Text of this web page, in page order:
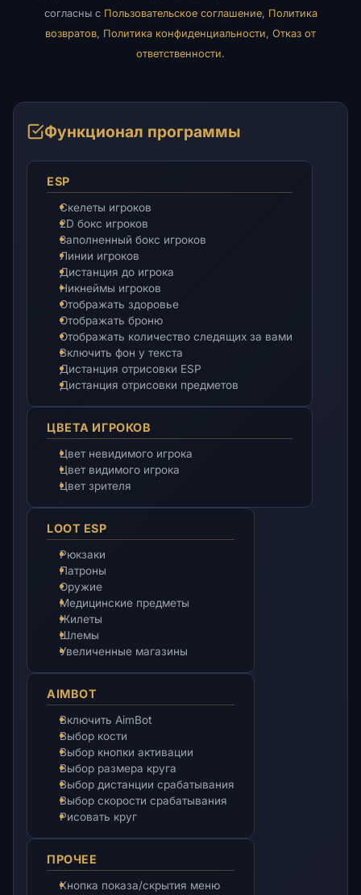
согласны с Пользовательское соглашение, Политика
возвратов, Политика конфиденциальности, Отказ от
ответственности.
Функционал программы
ESP
Скелеты игроков
2D бокс игроков
Заполненный бокс игроков
Линии игроков
Дистанция до игрока
Никнеймы игроков
Отображать здоровье
Отображать броню
Отображать количество следящих за вами
Включить фон у текста
Дистанция отрисовки ESP
Дистанция отрисовки предметов
ЦВЕТА ИГРОКОВ
Цвет невидимого игрока
Цвет видимого игрока
Цвет зрителя
LOOT ESP
Рюкзаки
Патроны
Оружие
Медицинские предметы
Жилеты
Шлемы
Увеличенные магазины
AIMBOT
Включить AimBot
Выбор кости
Выбор кнопки активации
Выбор размера круга
Выбор дистанции срабатывания
Выбор скорости срабатывания
Рисовать круг
ПРОЧЕЕ
Кнопка показа/скрытия меню